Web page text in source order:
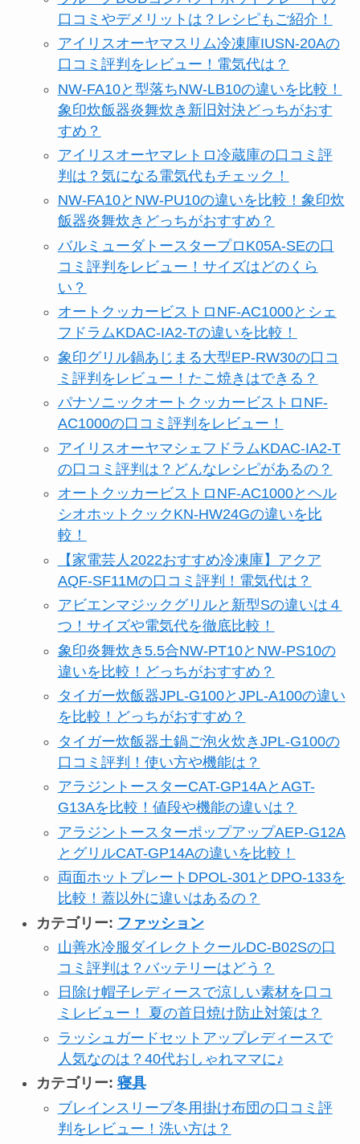
口コミやデメリットは？レシピもご紹介！
アイリスオーヤマスリム冷凍庫IUSN-20Aの
口コミ評判をレビュー！電気代は？
NW-FA10と型落ちNW-LB10の違いを比較！
象印炊飯器炎舞炊き新旧対決どっちがおす
すめ？
アイリスオーヤマレトロ冷蔵庫の口コミ評
判は？気になる電気代もチェック！
NW-FA10とNW-PU10の違いを比較！象印炊
飯器炎舞炊きどっちがおすすめ？
バルミューダトースタープロK05A-SEの口
コミ評判をレビュー！サイズはどのくら
い？
オートクッカービストロNF-AC1000とシェ
フドラムKDAC-IA2-Tの違いを比較！
象印グリル鍋あじまる大型EP-RW30の口コ
ミ評判をレビュー！たこ焼きはできる？
パナソニックオートクッカービストロNF-
AC1000の口コミ評判をレビュー！
アイリスオーヤマシェフドラムKDAC-IA2-T
の口コミ評判は？どんなレシピがあるの？
オートクッカービストロNF-AC1000とヘル
シオホットクックKN-HW24Gの違いを比
較！
【家電芸人2022おすすめ冷凍庫】アクア
AQF-SF11Mの口コミ評判！電気代は？
アビエンマジックグリルと新型Sの違いは４
つ！サイズや電気代を徹底比較！
象印炎舞炊き5.5合NW-PT10とNW-PS10の
違いを比較！どっちがおすすめ？
タイガー炊飯器JPL-G100とJPL-A100の違い
を比較！どっちがおすすめ？
タイガー炊飯器土鍋ご泡火炊きJPL-G100の
口コミ評判！使い方や機能は？
アラジントースターCAT-GP14AとAGT-
G13Aを比較！値段や機能の違いは？
アラジントースターポップアップAEP-G12A
とグリルCAT-GP14Aの違いを比較！
両面ホットプレートDPOL-301とDPO-133を
比較！蓋以外に違いはあるの？
カテゴリー: ファッション
山善水冷服ダイレクトクールDC-B02Sの口
コミ評判は？バッテリーはどう？
日除け帽子レディースで涼しい素材を口コ
ミレビュー！ 夏の首日焼け防止対策は？
ラッシュガードセットアップレディースで
人気なのは？40代おしゃれママに♪
カテゴリー:寝具
ブレインスリープ冬用掛け布団の口コミ評
判をレビュー！洗い方は？